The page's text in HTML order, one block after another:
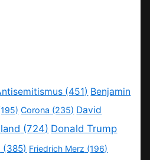
(451) Benjamin
Corona (235) David
(724) Donald Trump
(385) Friedrich Merz (196)